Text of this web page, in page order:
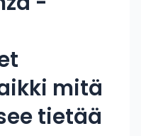
mitä
tietää